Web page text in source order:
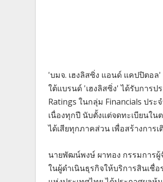
'บมจ. เฮงลิสซิ่ง แอนด์ แคปปิตอล
ใต้แบรนด์ 'เฮงลิสซิ่ง' ได้รับการป
Ratings ในกลุ่ม Financials ประ
เนื่องทุกปี นับตั้งแต่จดทะเบียนใ
ได้เสียทุกภาคส่วน เพื่อสร้างการ
นายพัฒน์พงษ์ ผาทอง กรรมการ
ในผู้ดำเนินธุรกิจให้บริการสินเชื่